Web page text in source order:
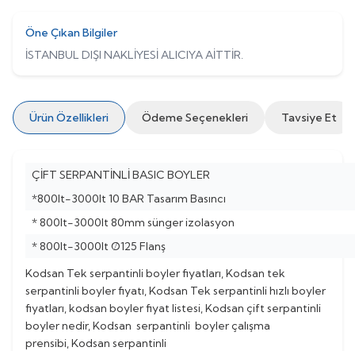
Öne Çıkan Bilgiler
İSTANBUL DIŞI NAKLİYESİ ALICIYA AİTTİR.
Ürün Özellikleri Ödeme Seçenekleri Tavsiye Et
ÇİFT SERPANTİNLİ BASIC BOYLER
*800lt-3000lt 10 BAR Tasarım Basıncı
* 800lt-3000lt 80mm sünger izolasyon
* 800lt-3000lt Ø125 Flanş
Kodsan Tek serpantinli boyler fiyatları, Kodsan tek
serpantinli boyler fiyatı, Kodsan Tek serpantinli hızlı boyler
fiyatları, kodsan boyler fiyat listesi, Kodsan çift serpantinli
boyler nedir, Kodsan serpantinli boyler çalışma
prensibi, Kodsan serpantinli